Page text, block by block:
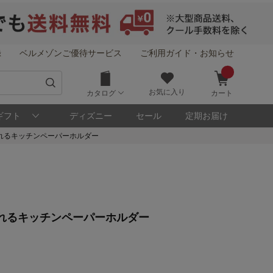
ベルメゾンご優待サービス ご利用ガイド・お知らせ
カタログ お気に入り カート
フト ディズニー セール 定期お届け
るキッチンペーパーホルダー
るキッチンペーパーホルダー